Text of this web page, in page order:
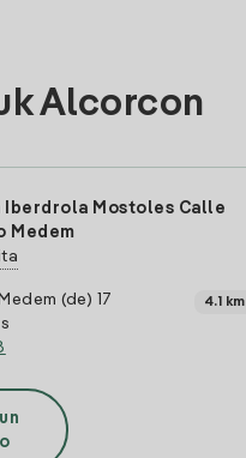
Alcorcon
Iberdrola Mostoles Calle
Medem
(de) 17
4.1 km